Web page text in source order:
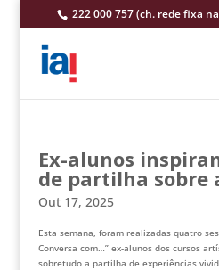
222 000 757 (ch. rede fixa
Ex-alunos
de partilha sobre
Out 17, 2025
Esta semana, foram realizadas quatro
Conversa com…” ex-alunos dos cursos
sobretudo a partilha de experiências